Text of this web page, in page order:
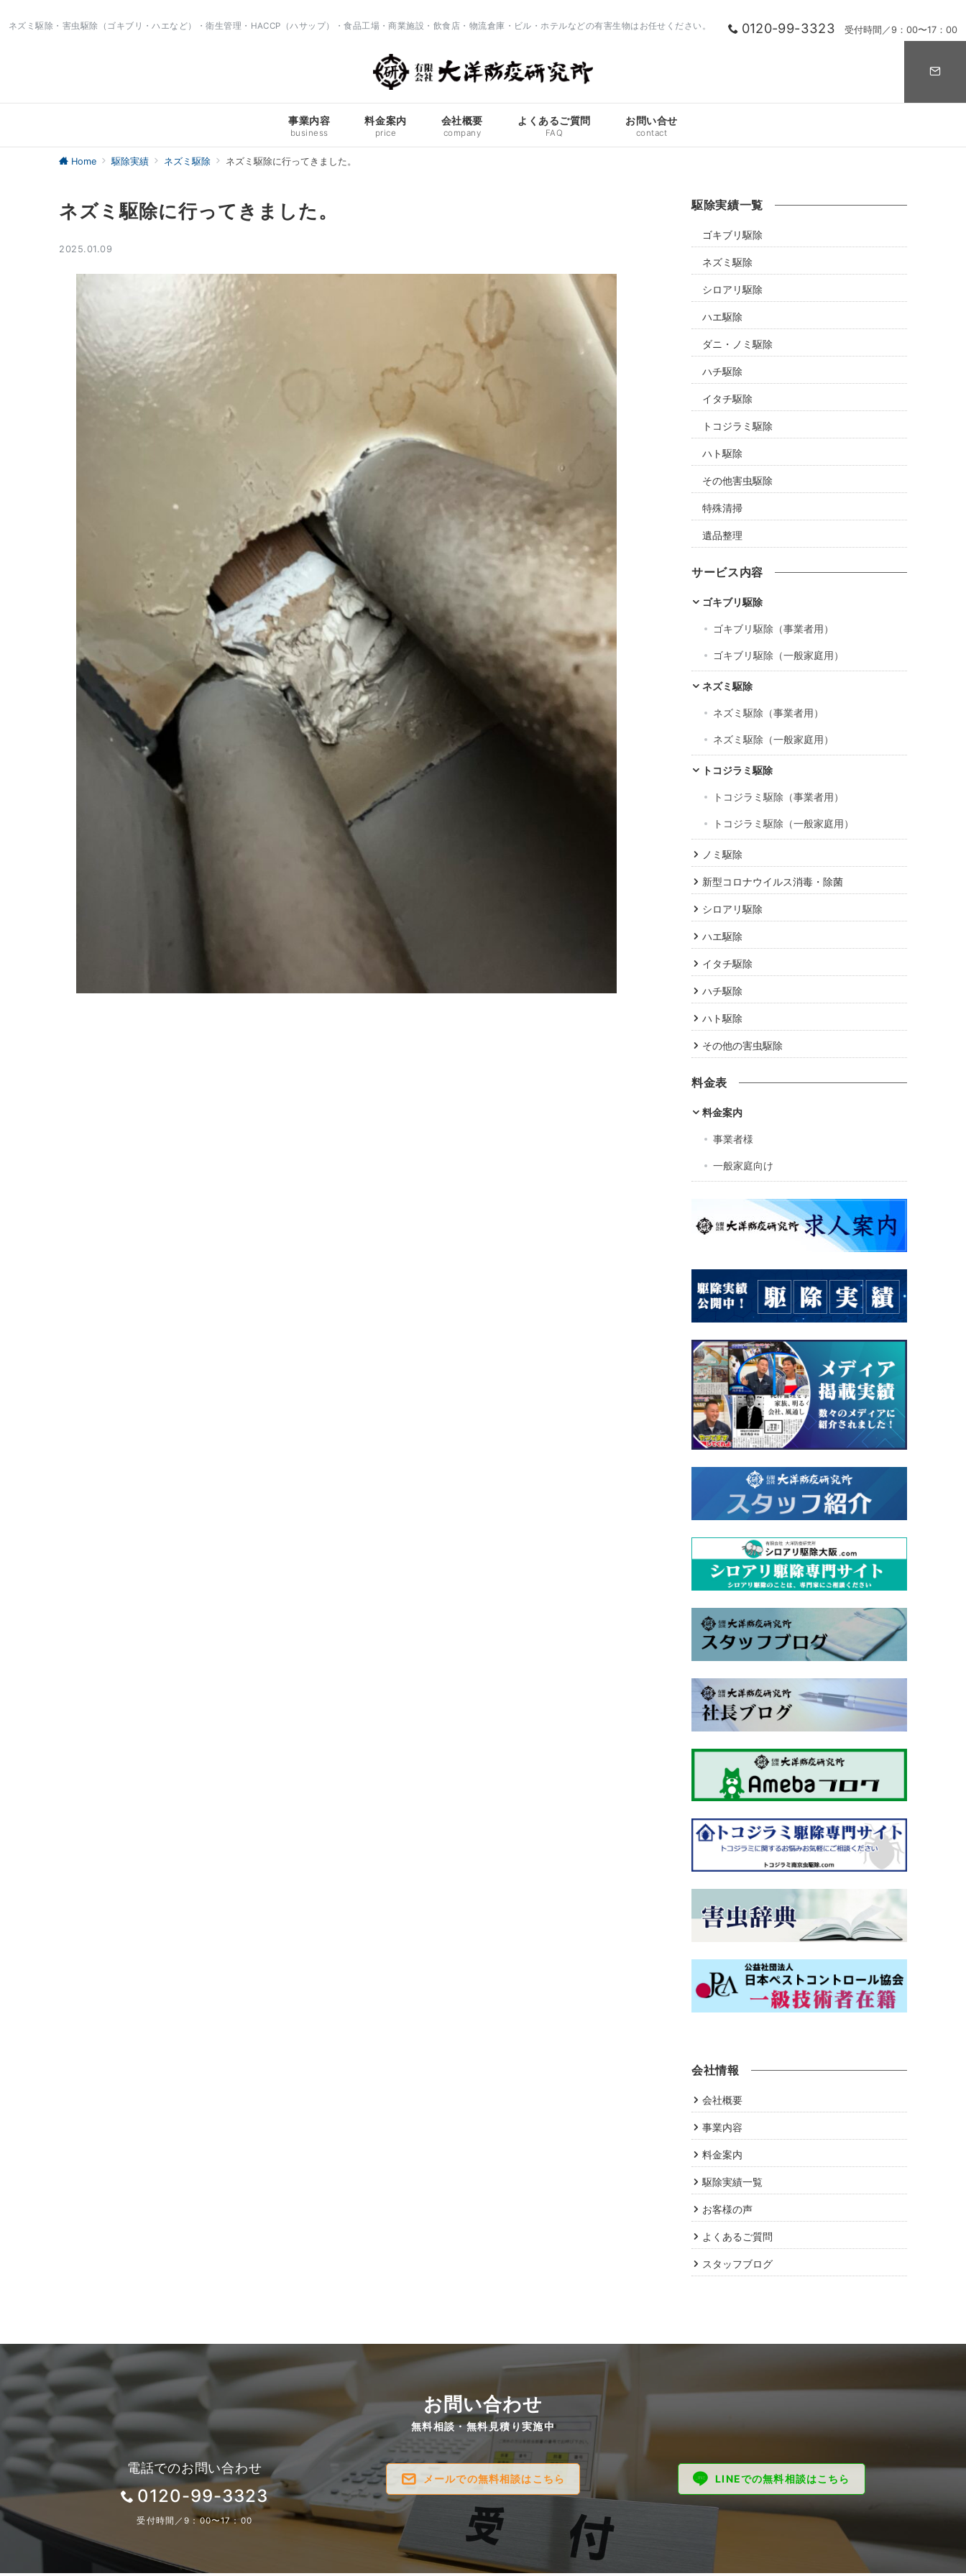
0120-99-3323 受付時間／9：00〜17：00
ネズミ駆除・害虫駆除（ゴキブリ・ハエなど）・衛生管理・HACCP（ハサップ）・食品工場・商業施設・飲食店・物流倉庫・ビル・ホテルなどの有害生物はお任せください。
事業内容
business
料金案内
price
会社概要
company
よくあるご質問
FAQ
お問い合せ
contact
Home 駆除実績 ネズミ駆除 ネズミ駆除に行ってきました。
ネズミ駆除に行ってきました。
2025.01.09
駆除実績一覧
ゴキブリ駆除
ネズミ駆除
シロアリ駆除
ハエ駆除
ダニ・ノミ駆除
ハチ駆除
イタチ駆除
トコジラミ駆除
ハト駆除
その他害虫駆除
特殊清掃
遺品整理
サービス内容
ゴキブリ駆除
ゴキブリ駆除（事業者用）
ゴキブリ駆除（一般家庭用）
ネズミ駆除
ネズミ駆除（事業者用）
ネズミ駆除（一般家庭用）
トコジラミ駆除
トコジラミ駆除（事業者用）
トコジラミ駆除（一般家庭用）
ノミ駆除
新型コロナウイルス消毒・除菌
シロアリ駆除
ハエ駆除
イタチ駆除
ハチ駆除
ハト駆除
その他の害虫駆除
料金表
料金案内
事業者様
一般家庭向け
会社情報
会社概要
事業内容
料金案内
駆除実績一覧
お客様の声
よくあるご質問
スタッフブログ
お問い合わせ
無料相談・無料見積り実施中
電話でのお問い合わせ
0120-99-3323
受付時間／9：00〜17：00
メールでの無料相談はこちら LINEでの無料相談はこちら